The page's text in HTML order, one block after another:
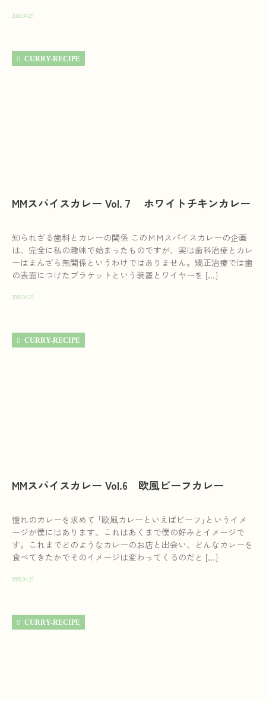
2026.04.21
CURRY-RECIPE
MMスパイスカレー Vol.７ ホワイトチキンカレー
知られざる歯科とカレーの関係 このＭＭスパイスカレーの企画
は、完全に私の趣味で始まったものですが、実は歯科治療とカレ
ーはまんざら無関係というわけではありません。矯正治療では歯
の表面につけたブラケットという装置とワイヤーを […]
2026.04.21
CURRY-RECIPE
MMスパイスカレー Vol.6 欧風ビーフカレー
憧れのカレーを求めて ｢欧風カレーといえばビーフ｣というイメ
ージが僕にはあります。これはあくまで僕の好みとイメージで
す。これまでどのようなカレーのお店と出会い、どんなカレーを
食べてきたかでそのイメージは変わってくるのだと […]
2026.04.21
CURRY-RECIPE